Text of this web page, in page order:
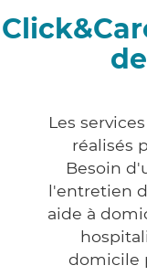
Les
réalisés
Besoin
l'entretien
aide à
domicile